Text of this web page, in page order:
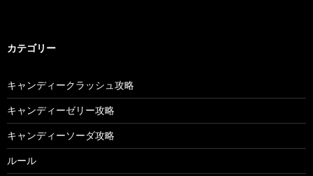
カテゴリー
キャンディークラッシュ攻略
キャンディーゼリー攻略
キャンディーソーダ攻略
ルール